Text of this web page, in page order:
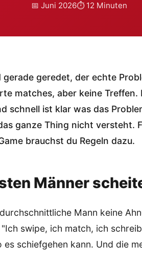
📅 Juni 2026⏱️ 12 Minuten
gerade geredet, der echte
matches, aber keine Treffen.
schnell ist klar was das
ganze Thing nicht versteht.
brauchst du Regeln dazu.
Männer
Mann keine
swipe, ich match, ich
schiefgehen kann. Und die